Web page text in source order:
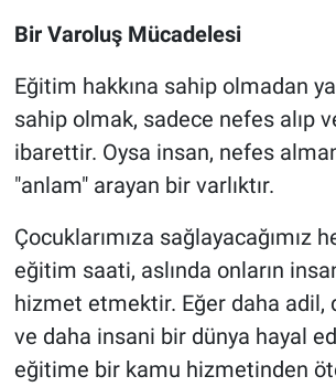
Bir Varoluş Mücadelesi
Eğitim hakkına sahip olmadan
sahip olmak, sadece nefes alıp
ibarettir. Oysa insan, nefes
"anlam" arayan bir varlıktır.
Çocuklarımıza sağlayacağımız
eğitim saati, aslında onların
hizmet etmektir. Eğer daha adil,
ve daha insani bir dünya hayal
eğitime bir kamu hizmetinden